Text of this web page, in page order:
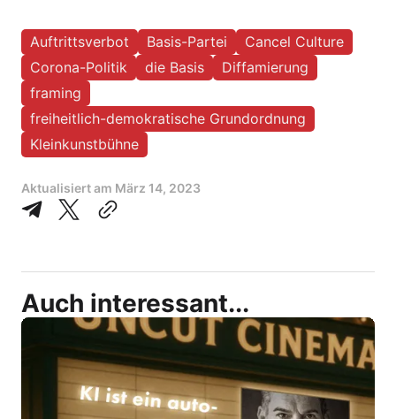
Auftrittsverbot Basis-Partei
Cancel Culture
Corona-Politik
die Basis
Diffamierung
framing
freiheitlich-demokratische Grundordnung
Kleinkunstbühne
Aktualisiert am März 14, 2023
Auch interessant...